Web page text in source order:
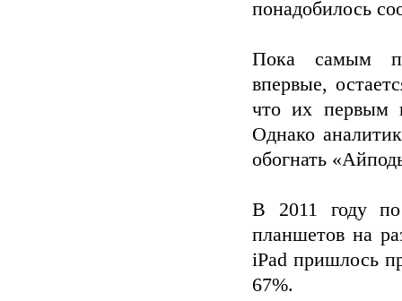
понадобилось
Пока самым
впервые,
что их первым
Однако
обогнать
В 2011 году
планшетов на
iPad пришлось
67%.